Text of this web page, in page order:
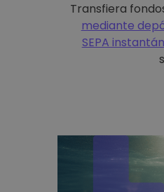
Transfiera
mediante
SEPA